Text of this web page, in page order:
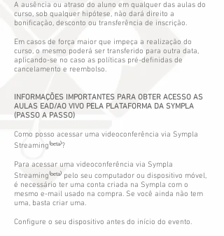
A ausência ou atraso do aluno em qualquer das aulas do
curso, sob qualquer hipótese, não dará direito a
bonificação, desconto ou transferência de inscrição.
Em casos de força maior que impeça a realização do
curso, o mesmo poderá ser transferido para outra data,
aplicando-se no caso as políticas pré-definidas de
cancelamento e reembolso.
INFORMAÇÕES IMPORTANTES PARA OBTER ACESSO AS
AULAS EAD/AO VIVO PELA PLATAFORMA DA SYMPLA
(PASSO A PASSO)
Como posso acessar uma videoconferência via Sympla
Streaming⁽ᵇᵉᵗᵃ⁾?
Para acessar uma videoconferência via Sympla
Streaming⁽ᵇᵉᵗᵃ⁾ pelo seu computador ou dispositivo móvel,
é necessário ter uma conta criada na Sympla com o
mesmo e-mail usado na compra. Se você ainda não tem
uma, basta criar uma.
Configure o seu dispositivo antes do início do evento.